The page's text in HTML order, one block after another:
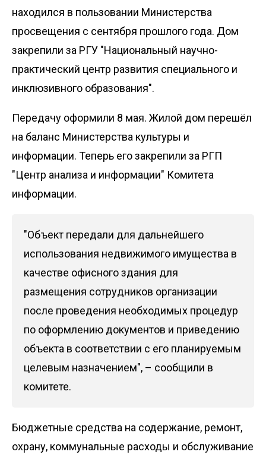
находился в пользовании Министерства
просвещения с сентября прошлого года. Дом
закрепили за РГУ "Национальный научно-
практический центр развития специального и
инклюзивного образования".
Передачу оформили 8 мая. Жилой дом перешёл
на баланс Министерства культуры и
информации. Теперь его закрепили за РГП
"Центр анализа и информации" Комитета
информации.
"Объект передали для дальнейшего
использования недвижимого имущества в
качестве офисного здания для
размещения сотрудников организации
после проведения необходимых процедур
по оформлению документов и приведению
объекта в соответствии с его планируемым
целевым назначением", – сообщили в
комитете.
Бюджетные средства на содержание, ремонт,
охрану, коммунальные расходы и обслуживание